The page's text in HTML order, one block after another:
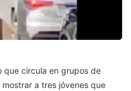
que circula en grupos de
a tres jóvenes que